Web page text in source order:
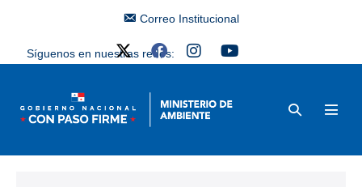
Correo Institucional
Síguenos en nuestras redes: